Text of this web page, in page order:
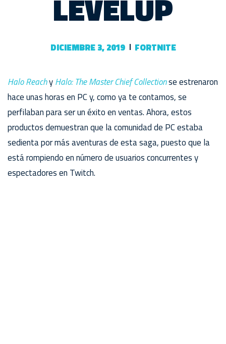
DICIEMBRE 3, 2019 FORTNITE
Halo ReachyHalo: The Master Chief Collectionse estrenaron
hace unas horas en PC y, como ya te contamos, se
perfilaban para ser un éxito en ventas. Ahora, estos
productos demuestran que la comunidad de PC estaba
sedienta por más aventuras de esta saga, puesto que la
está rompiendo en número de usuarios concurrentes y
espectadores en Twitch.